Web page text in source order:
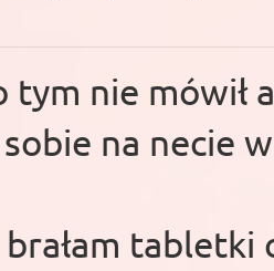
tym nie mówił
na necie